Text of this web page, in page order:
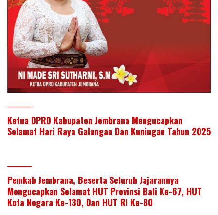
Ketua DPRD Kabupaten Jembrana Mengucapkan
Selamat Hari Raya Galungan Dan Kuningan Tahun 2025
Pemkab Jembrana, Beserta Seluruh Jajarannya
Mengucapkan Selamat HUT Provinsi Bali Ke-67, HUT
Kota Negara Ke-130, Dan HUT RI Ke-80